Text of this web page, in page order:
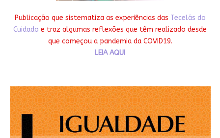
Publicação que sistematiza as experiências das Tecelãs do
Cuidado e traz algumas reflexões que têm realizado desde
que começou a pandemia da COVID19.
LEIA AQUI